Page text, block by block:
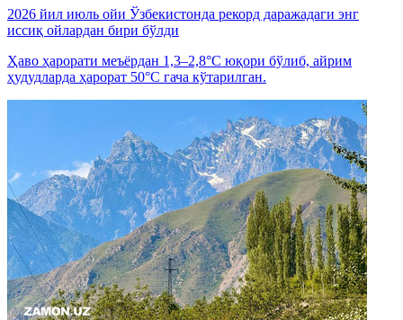
2026 йил июль ойи Ўзбекистонда рекорд даражадаги энг
иссиқ ойлардан бири бўлди
Ҳаво ҳарорати меъёрдан 1,3–2,8°C юқори бўлиб, айрим
ҳудудларда ҳарорат 50°C гача кўтарилган.